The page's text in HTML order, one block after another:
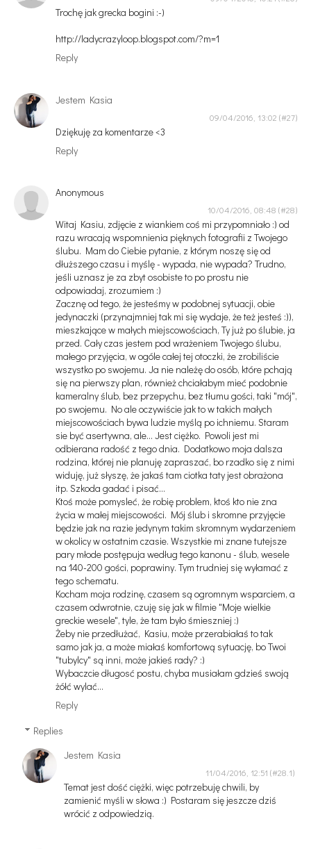
Trochę jak grecka bogini :-)
http://ladycrazyloop.blogspot.com/?m=1
Reply
Jestem Kasia
09/04/2016, 13:02
Dziękuję za komentarze <3
Reply
Anonymous
10/04/2016, 08:48
Witaj Kasiu, zdjęcie z wiankiem coś mi przypomniało :) od
razu wracają wspomnienia pięknych fotografii z Twojego
ślubu. Mam do Ciebie pytanie, z którym noszę się od
dłuższego czasu i myślę - wypada, nie wypada? Trudno,
jeśli uznasz je za zbyt osobiste to po prostu nie
odpowiadaj, zrozumiem :)
Zacznę od tego, że jesteśmy w podobnej sytuacji, obie
jedynaczki (przynajmniej tak mi się wydaje, że też jesteś :)),
mieszkające w małych miejscowościach, Ty już po ślubie, ja
przed. Cały czas jestem pod wrażeniem Twojego ślubu,
małego przyjęcia, w ogóle całej tej otoczki, że zrobiliście
wszystko po swojemu. Ja nie należę do osób, które pchają
się na pierwszy plan, również chciałabym mieć podobnie
kameralny ślub, bez przepychu, bez tłumu gości, taki "mój",
po swojemu. No ale oczywiście jak to w takich małych
miejscowościach bywa ludzie myślą po ichniemu. Staram
sie być asertywna, ale... Jest ciężko. Powoli jest mi
odbierana radość z tego dnia. Dodatkowo moja dalsza
rodzina, której nie planuję zapraszać, bo rzadko się z nimi
widuję, już słyszę, że jakaś tam ciotka taty jest obrażona
itp. Szkoda gadać i pisać...
Ktoś może pomysleć, że robię problem, ktoś kto nie zna
życia w małej miejscowości. Mój ślub i skromne przyjęcie
będzie jak na razie jedynym takim skromnym wydarzeniem
w okolicy w ostatnim czasie. Wszystkie mi znane tutejsze
pary młode postępuja według tego kanonu - ślub, wesele
na 140-200 gości, poprawiny. Tym trudniej się wyłamać z
tego schematu.
Kocham moja rodzinę, czasem są ogromnym wsparciem, a
czasem odwrotnie, czuję się jak w filmie "Moje wielkie
greckie wesele", tyle, że tam było śmieszniej :)
Żeby nie przedłużać, Kasiu, może przerabiałaś to tak
samo jak ja, a może miałaś komfortową sytuację, bo Twoi
"tubylcy" są inni, może jakieś rady? :)
Wybaczcie długosć postu, chyba musiałam gdzieś swoją
żółć wylać...
Reply
Replies
Jestem Kasia
11/04/2016, 12:51
Temat jest dość ciężki, więc potrzebuję chwili, by
zamienić myśli w słowa :) Postaram się jeszcze dziś
wrócić z odpowiedzią.